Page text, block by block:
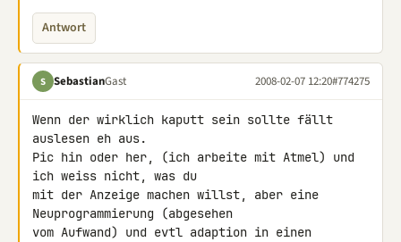
Antwort
S SebastianGast 2008-02-07 12:20#774275
Wenn der wirklich kaputt sein sollte fällt
auslesen eh aus.
Pic hin oder her, (ich arbeite mit Atmel) und
ich weiss nicht, was du
mit der Anzeige machen willst, aber eine
Neuprogrammierung (abgesehen
vom Aufwand) und evtl adaption in einen